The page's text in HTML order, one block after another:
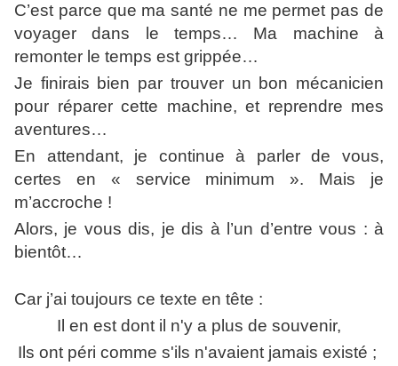
C’est parce que ma santé ne me permet pas de
voyager dans le temps… Ma machine à
remonter le temps est grippée…
Je finirais bien par trouver un bon mécanicien
pour réparer cette machine, et reprendre mes
aventures…
En attendant, je continue à parler de vous,
certes en « service minimum ». Mais je
m’accroche !
Alors, je vous dis, je dis à l’un d’entre vous : à
bientôt…
Car j’ai toujours ce texte en tête :
Il en est dont il n'y a plus de souvenir,
Ils ont péri comme s'ils n'avaient jamais existé ;